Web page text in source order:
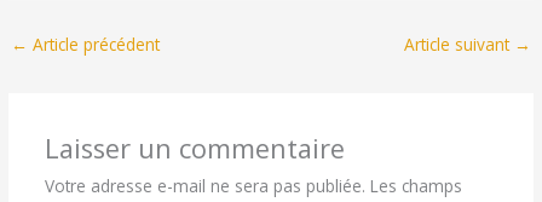
← Article précédent Article suivant →
Laisser un commentaire
Votre adresse e-mail ne sera pas publiée. Les champs